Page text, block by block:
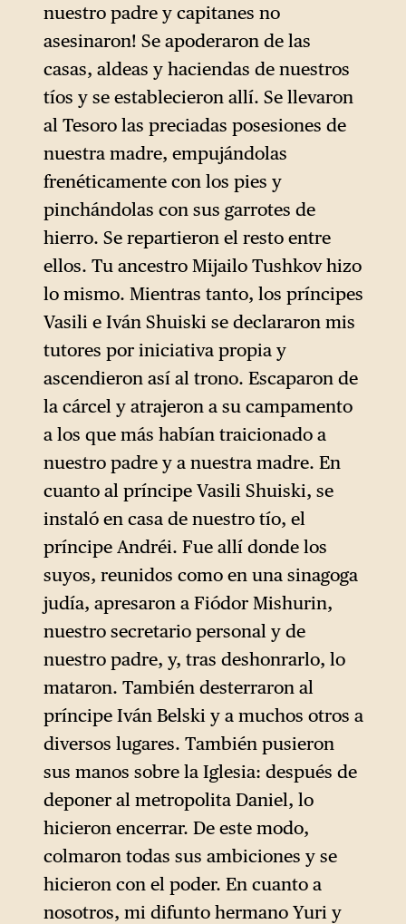
nuestro padre y capitanes no
asesinaron! Se apoderaron de las
casas, aldeas y haciendas de nuestros
tíos y se establecieron allí. Se llevaron
al Tesoro las preciadas posesiones de
nuestra madre, empujándolas
frenéticamente con los pies y
pinchándolas con sus garrotes de
hierro. Se repartieron el resto entre
ellos. Tu ancestro Mijailo Tushkov hizo
lo mismo. Mientras tanto, los príncipes
Vasili e Iván Shuiski se declararon mis
tutores por iniciativa propia y
ascendieron así al trono. Escaparon de
la cárcel y atrajeron a su campamento
a los que más habían traicionado a
nuestro padre y a nuestra madre. En
cuanto al príncipe Vasili Shuiski, se
instaló en casa de nuestro tío, el
príncipe Andréi. Fue allí donde los
suyos, reunidos como en una sinagoga
judía, apresaron a Fiódor Mishurin,
nuestro secretario personal y de
nuestro padre, y, tras deshonrarlo, lo
mataron. También desterraron al
príncipe Iván Belski y a muchos otros a
diversos lugares. También pusieron
sus manos sobre la Iglesia: después de
deponer al metropolita Daniel, lo
hicieron encerrar. De este modo,
colmaron todas sus ambiciones y se
hicieron con el poder. En cuanto a
nosotros, mi difunto hermano Yuri y